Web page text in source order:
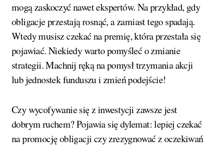
mogą zaskoczyć nawet ekspertów. Na przykład, gdy
obligacje przestają rosnąć, a zamiast tego spadają.
Wtedy musisz czekać na premię, która przestała się
pojawiać. Niekiedy warto pomyśleć o zmianie
strategii. Machnij ręką na pomysł trzymania akcji
lub jednostek funduszu i zmień podejście!
Czy wycofywanie się z inwestycji zawsze jest
dobrym ruchem? Pojawia się dylemat: lepiej czekać
na promocję obligacji czy zrezygnować z oczekiwań